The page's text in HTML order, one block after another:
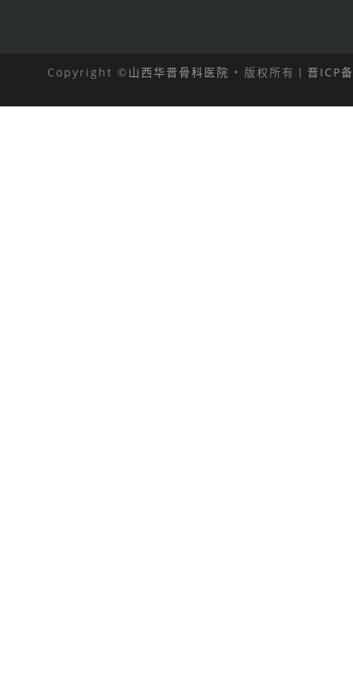
Copyright © 山西华晋骨科医院 • 版权所有丨 晋ICP